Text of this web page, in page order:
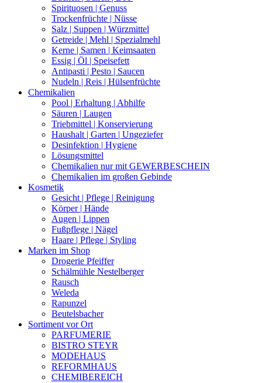
Spirituosen | Genuss
Trockenfrüchte | Nüsse
Salz | Suppen | Würzmittel
Getreide | Mehl | Spezialmehl
Kerne | Samen | Keimsaaten
Essig | Öl | Speisefett
Antipasti | Pesto | Saucen
Nudeln | Reis | Hülsenfrüchte
Chemikalien
Pool | Erhaltung | Abhilfe
Säuren | Laugen
Triebmittel | Konservierung
Haushalt | Garten | Ungeziefer
Desinfektion | Hygiene
Lösungsmittel
Chemikalien nur mit GEWERBESCHEIN
Chemikalien im großen Gebinde
Kosmetik
Gesicht | Pflege | Reinigung
Körper | Hände
Augen | Lippen
Fußpflege | Nägel
Haare | Pflege | Styling
Marken im Shop
Drogerie Pfeiffer
Schälmühle Nestelberger
Rausch
Weleda
Rapunzel
Beutelsbacher
Sortiment vor Ort
PARFUMERIE
BISTRO STEYR
MODEHAUS
REFORMHAUS
CHEMIBEREICH